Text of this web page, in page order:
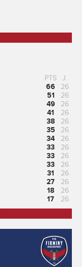
PTS
J.
66
26
51
26
49
26
41
26
38
26
35
26
34
26
33
26
33
26
33
26
31
26
27
26
18
26
17 26